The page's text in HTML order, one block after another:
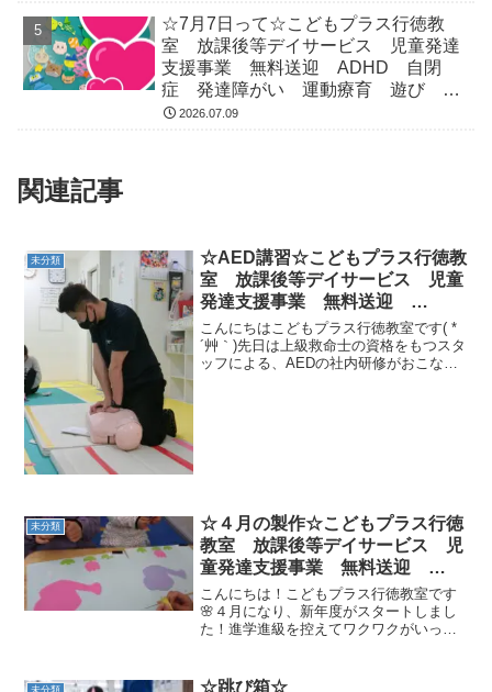
☆7月7日って☆こどもプラス行徳教
室 放課後等デイサービス 児童発達
支援事業 無料送迎 ADHD 自閉
症 発達障がい 運動療育 遊び 南
行徳 市川市 浦安市
2026.07.09
関連記事
未分類
☆AED講習☆こどもプラス行徳教
室 放課後等デイサービス 児童
発達支援事業 無料送迎
ADHD 自閉症 発達障がい 運
動療育 遊び 南行徳 市川市
浦安市 江戸川区
こんにちはこどもプラス行徳教室です( *
´艸｀)先日は上級救命士の資格をもつスタ
ッフによる、AEDの社内研修がおこなわ
未分類
☆４月の製作☆こどもプラス行徳
教室 放課後等デイサービス 児
童発達支援事業 無料送迎
ADHD 自閉症 発達障がい 運
動遊び
こんにちは！こどもプラス行徳教室です
🌸４月になり、新年度がスタートしまし
た！進学進級を控えてワクワクがいっぱ
日は今月の製作「ポンポンじょうろ」の
☆跳び箱☆